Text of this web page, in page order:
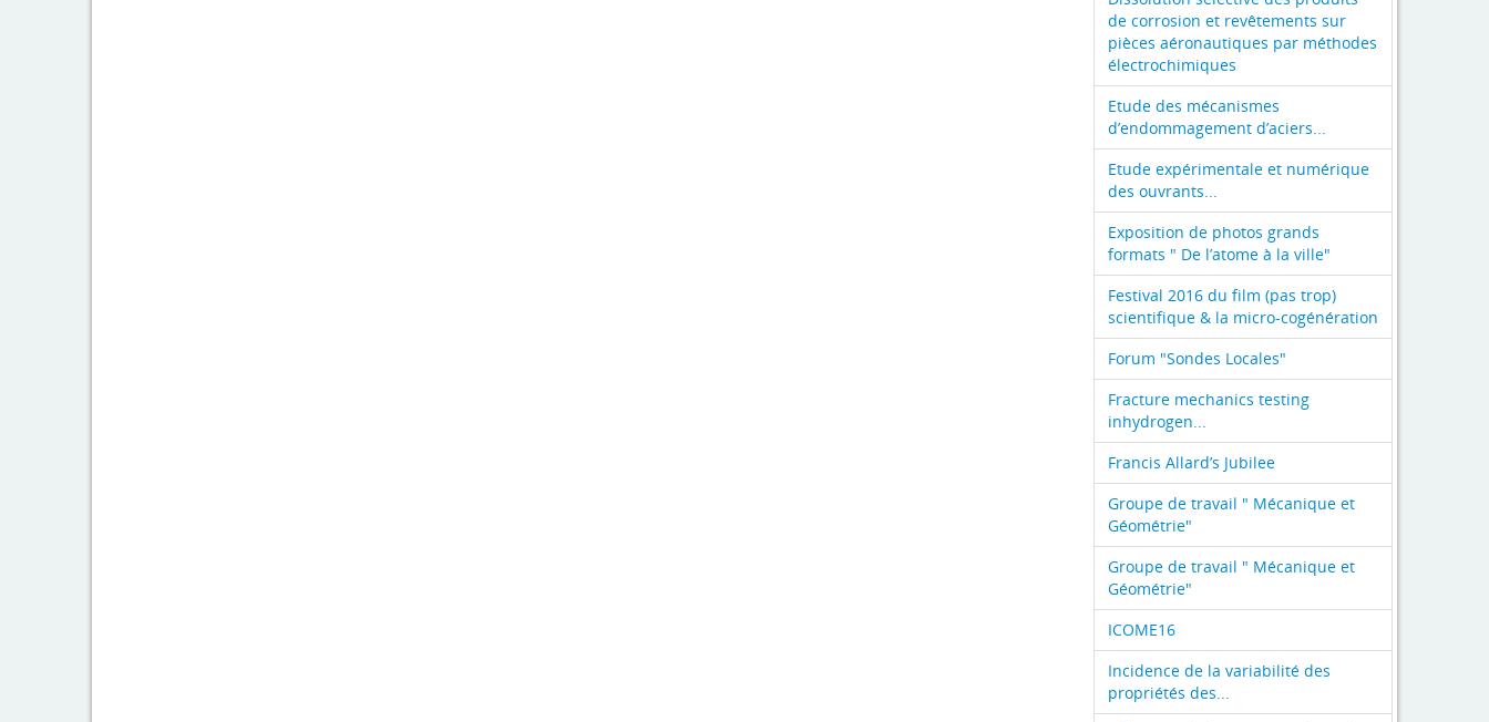
de corrosion et revêtements sur
pièces aéronautiques par méthodes
électrochimiques
Etude des mécanismes
d’endommagement d’aciers...
Etude expérimentale et numérique
des ouvrants...
Exposition de photos grands
formats " De l’atome à la ville"
Festival 2016 du film (pas trop)
scientifique & la micro-cogénération
Forum "Sondes Locales"
Fracture mechanics testing
inhydrogen...
Francis Allard’s Jubilee
Groupe de travail " Mécanique et
Géométrie"
Groupe de travail " Mécanique et
Géométrie"
ICOME16
Incidence de la variabilité des
propriétés des...